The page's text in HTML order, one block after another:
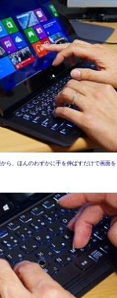
ら、ほんのわずかに手を伸ばすだけで画面